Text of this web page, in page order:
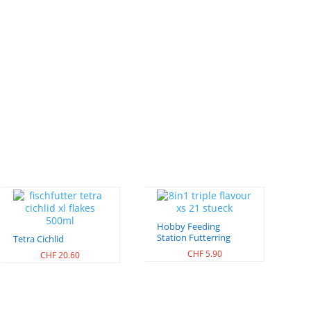
Tetra Cichlid
CHF20.60
Hobby Feeding
Station Futterring
CHF5.90